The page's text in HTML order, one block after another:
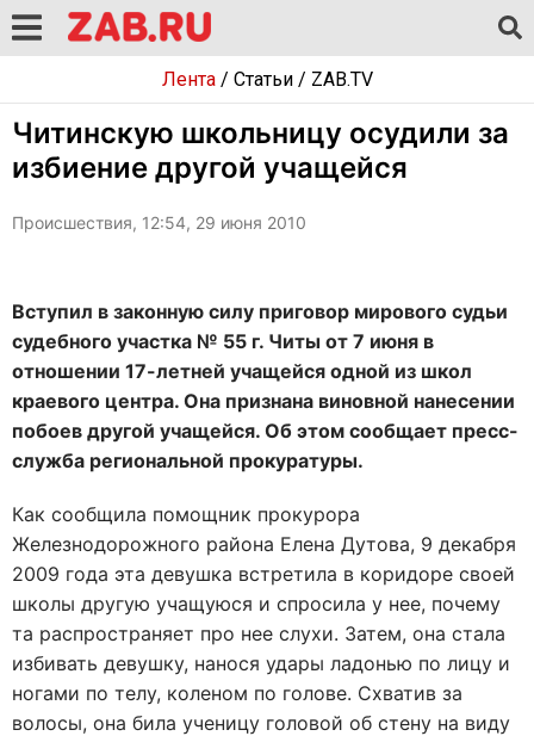
Лента/ Статьи/ ZAB.TV
Читинскую школьницу осудили за
избиение другой учащейся
Происшествия, 12:54, 29 июня 2010
Вступил в законную силу приговор мирового судьи
судебного участка № 55 г. Читы от 7 июня в
отношении 17-летней учащейся одной из школ
краевого центра. Она признана виновной нанесении
побоев другой учащейся. Об этом сообщает пресс-
служба региональной прокуратуры.
Как сообщила помощник прокурора
Железнодорожного района Елена Дутова, 9 декабря
2009 года эта девушка встретила в коридоре своей
школы другую учащуюся и спросила у нее, почему
та распространяет про нее слухи. Затем, она стала
избивать девушку, нанося удары ладонью по лицу и
ногами по телу, коленом по голове. Схватив за
волосы, она била ученицу головой об стену на виду